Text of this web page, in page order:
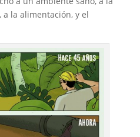
a la alimentación, y el